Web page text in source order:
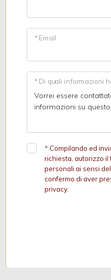
* Email
* Di quali informazioni
* Compilando ed
richiesta, autorizzo il
personali ai sensi
confermo di aver
privacy.